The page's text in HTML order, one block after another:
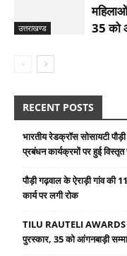
उत्तराखण्ड
35 को
RECENT POSTS
भारतीय रेडक्रॉस सोसायटी
प्रबंधन कार्यक्रमों पर हुई विस्तृत
पौड़ी गढ़वाल के ऐराड़ी गांव की
कार्य पर लगी रोक
TILU RAUTELI AWARDS
पुरस्कार, 35 को आंगनबाड़ी